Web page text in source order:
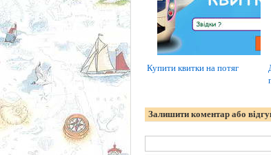
Купити квитки на потяг
Залишити коментар або